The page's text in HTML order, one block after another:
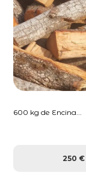
600 kg de Encina...
250 €